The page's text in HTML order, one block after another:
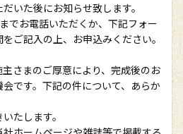
いた後にお知らせ致します。
お電話いただくか、下記フォー
ご記入の上、お申込みください。
さまのご厚意により、完成後のお
です。下記の件について、あらか
たします。